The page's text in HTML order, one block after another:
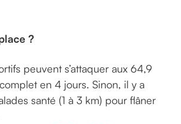
?
peuvent s’attaquer aux 64,9
en 4 jours. Sinon, il y a
santé (1 à 3 km) pour flâner